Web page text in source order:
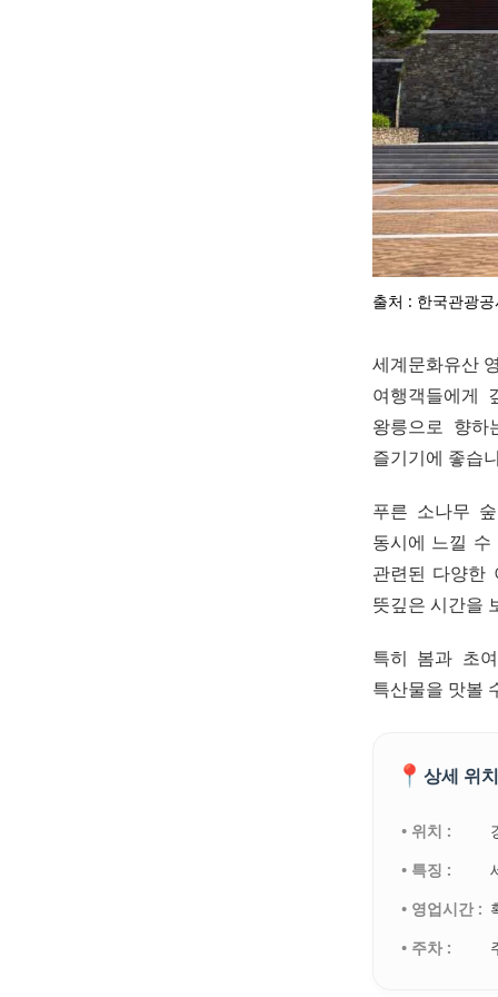
출처 : 한국관광
세계문화유산
여행객들에게
왕릉으로 향
즐기기에 좋습
푸른 소나무
동시에 느낄
관련된 다양한
뜻깊은 시간을
특히 봄과 초
특산물을 맛볼
📍 상세 위
• 위치 :
• 특징 :
• 영업시간 :
• 주차 :